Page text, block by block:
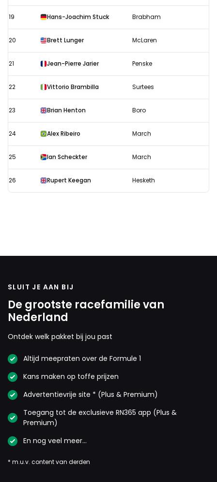
19 Hans-Joachim Stuck Brabham
20 Brett Lunger McLaren
21 Jean-Pierre Jarier Penske
22 Vittorio Brambilla Surtees
23 Brian Henton Boro
24 Alex Ribeiro March
25 Ian Scheckter March
26 Rupert Keegan Hesketh
SLUIT JE AAN BIJ
De grootste racefamilie van
Nederland
Ontdek welk pakket bij jou past
Altijd meepraten over de Formule 1
Kans maken op toffe prijzen
Advertentievrije site * (Plus & Premium)
Toegang tot de exclusieve RN365 app (Plus &
Premium)
En nog veel meer…
* m.u.v. content van derden